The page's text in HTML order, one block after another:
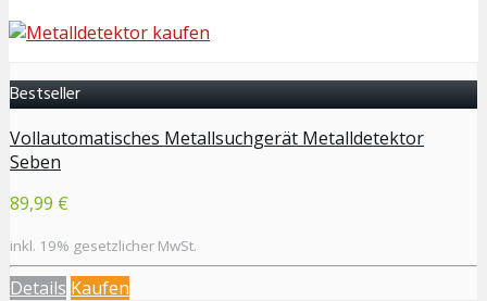
Bestseller
Vollautomatisches Metallsuchgerät Metalldetektor
Seben
89,99 €
inkl. 19% gesetzlicher MwSt.
Details Kaufen